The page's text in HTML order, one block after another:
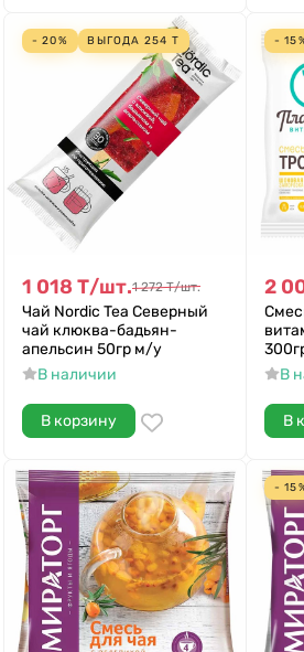
- 20% ВЫГОДА 254 Т
1 018 Т/шт.1 272 Т/шт.
Чай Nordic Tea Северный
чай клюква-бадьян-
апельсин 50гр м/у
В наличии
В корзину
-
2
В
В
-